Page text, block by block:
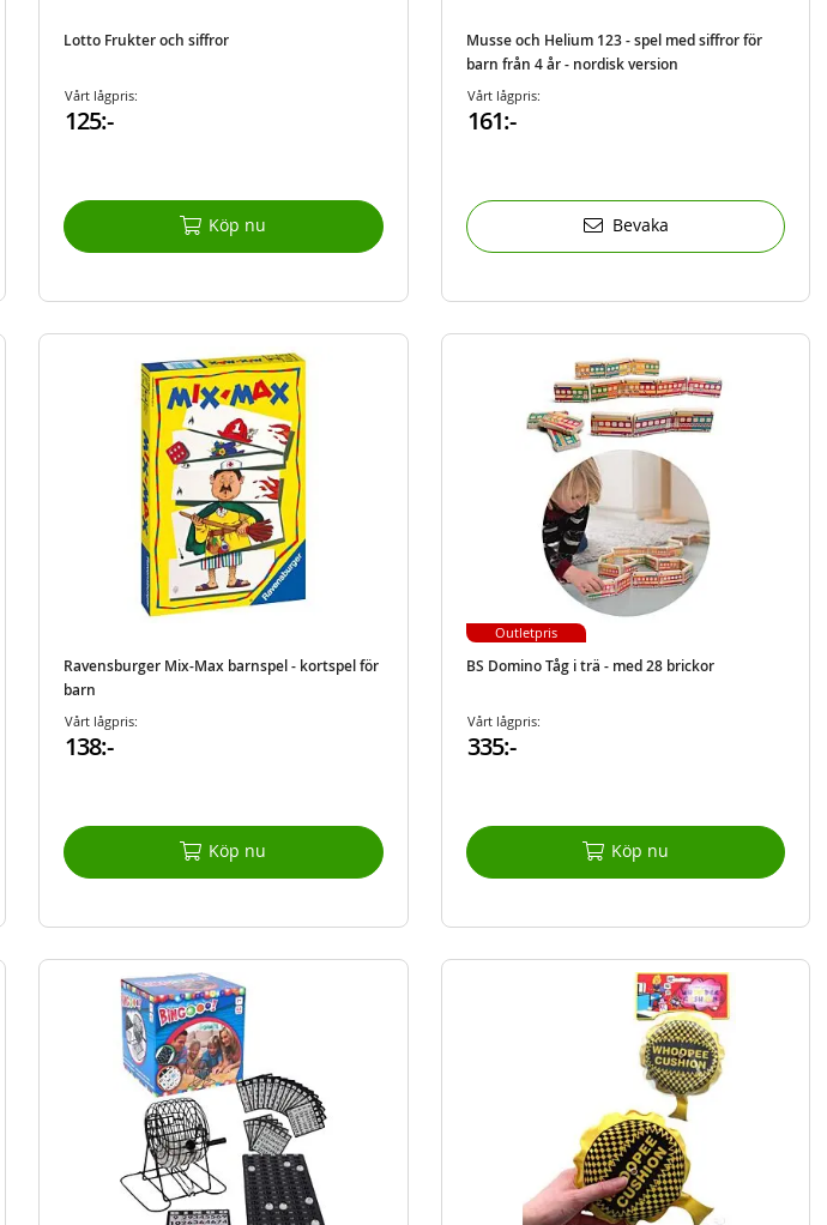
Lotto Frukter och siffror
Vårt lågpris:
125:-
Köp nu
Musse och Helium 123 - spel med siffror för
barn från 4 år - nordisk version
Vårt lågpris:
161:-
Bevaka
Ravensburger Mix-Max barnspel - kortspel för
barn
Vårt lågpris:
138:-
Köp nu
BS Domino Tåg i trä - med 28 brickor
Vårt lågpris:
335:-
Köp nu
Outletpris